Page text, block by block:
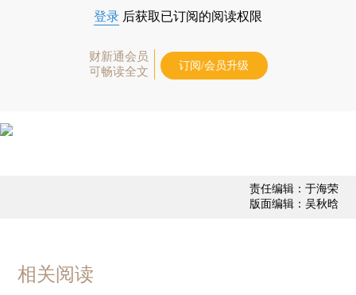
登录 后获取已订阅的阅读权限
财新通会员
可畅读全文
订阅/会员升级
责任编辑：于海荣
版面编辑：吴秋晗
相关阅读